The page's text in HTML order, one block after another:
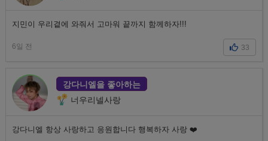
지민이 우리곁에 와줘서 고마워 끝까지 함께하자!!!
6일 전 33
강다니엘을 좋아하는
너우리넬사랑
강다니엘 항상 사랑하고 응원합니다 행복하자 사랑 ❤️